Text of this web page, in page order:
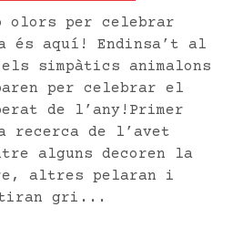
olors per celebrar
és aquí! Endinsa’t al
els simpàtics animalons
per celebrar el
de l’any!Primer
recerca de l’avet
alguns decoren la
altres pelaran i
gri...